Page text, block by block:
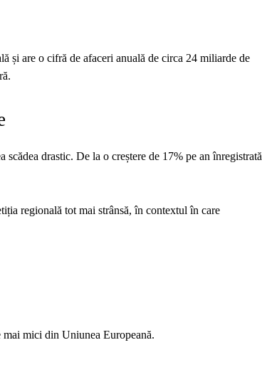
și are o cifră de afaceri anuală de circa 24 miliarde de
drastic. De la o creștere de 17% pe an înregistrată
regională tot mai strânsă, în contextul în care
mici din Uniunea Europeană.